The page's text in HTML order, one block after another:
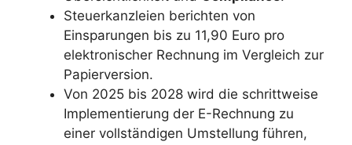
Steuerkanzleien berichten von
Einsparungen bis zu 11,90 Euro pro
elektronischer Rechnung im Vergleich zur
Papierversion.
Von 2025 bis 2028 wird die schrittweise
Implementierung der E-Rechnung zu
einer vollständigen Umstellung führen,